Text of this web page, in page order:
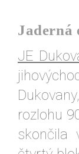
Jaderná
JE
rozlohu
skončila